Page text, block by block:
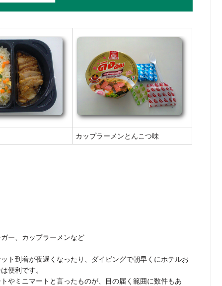
カップラーメンとんこつ味
ー、カップラーメンなど
ト到着が夜遅くなったり、ダイビングで朝早くにホテルお
便利です。
やミニマートと言ったものが、目の届く範囲に数件もあ